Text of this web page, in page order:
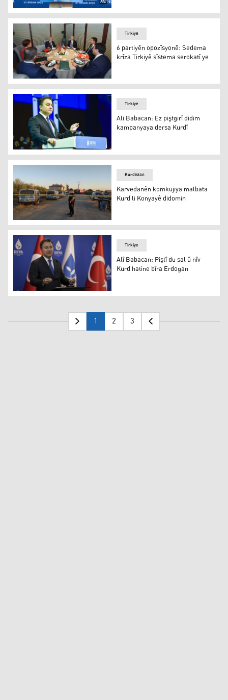
Serokê Partiya DEVA Alî Babacan
6 partiyên opozîsyonê: Sedema krîza Tirkiyê sîstema
Tirkiye
6 partiyên opozîsyonê: Sedema
krîza Tirkiyê sîstema serokatî ye
Serokê Giştî yê Partiya Pêşketin û Demokrasiyê
Tirkiye
Ali Babacan: Ez piştgirî didim
kampanyaya dersa Kurdî
Karvedanên komkujiya malbata Kurd li Konyayê didomin
Kurdistan
Karvedanên komkujiya malbata
Kurd li Konyayê didomin
Serokê Partiya DEVA Alî Babacan
Tirkiye
Alî Babacan: Piştî du sal û nîv
Kurd hatine bîra Erdogan
1 2 3